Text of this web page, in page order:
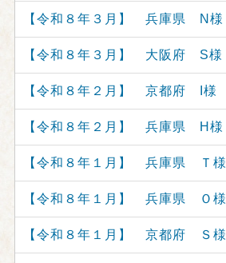
【令和８年３月】 兵庫県 N様
【令和８年３月】 大阪府 S様
【令和８年２月】 京都府 I様
【令和８年２月】 兵庫県 H様
【令和８年１月】 兵庫県 Ｔ様
【令和８年１月】 兵庫県 Ｏ様
【令和８年１月】 京都府 Ｓ様